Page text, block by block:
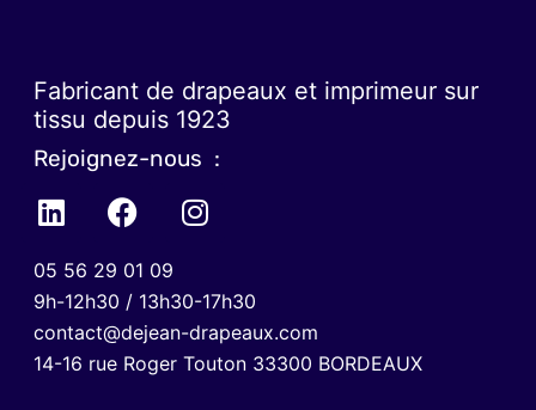
Fabricant de drapeaux et imprimeur sur
tissu depuis 1923
Rejoignez-nous :
05 56 29 01 09
9h-12h30 / 13h30-17h30
contact@dejean-drapeaux.com
14-16 rue Roger Touton 33300 BORDEAUX